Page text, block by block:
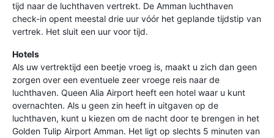
tijd naar de luchthaven vertrekt. De Amman luchthaven
check-in opent meestal drie uur vóór het geplande tijdstip van
vertrek. Het sluit een uur voor tijd.
Hotels
Als uw vertrektijd een beetje vroeg is, maakt u zich dan geen
zorgen over een eventuele zeer vroege reis naar de
luchthaven. Queen Alia Airport heeft een hotel waar u kunt
overnachten. Als u geen zin heeft in uitgaven op de
luchthaven, kunt u kiezen om de nacht door te brengen in het
Golden Tulip Airport Amman. Het ligt op slechts 5 minuten van